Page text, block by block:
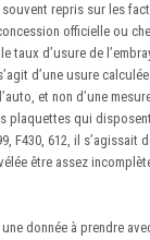
repris sur les
officielle ou
taux d’usure de
d’une usure
et non d’une
plaquettes qui
F430, 612, il s’agissait
être assez
donnée à prendre